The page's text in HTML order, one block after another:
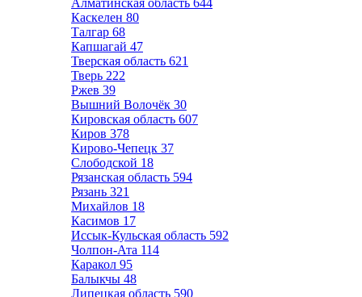
Алматинская область 644
Каскелен 80
Талгар 68
Капшагай 47
Тверская область 621
Тверь 222
Ржев 39
Вышний Волочёк 30
Кировская область 607
Киров 378
Кирово-Чепецк 37
Слободской 18
Рязанская область 594
Рязань 321
Михайлов 18
Касимов 17
Иссык-Кульская область 592
Чолпон-Ата 114
Каракол 95
Балыкчы 48
Липецкая область 590